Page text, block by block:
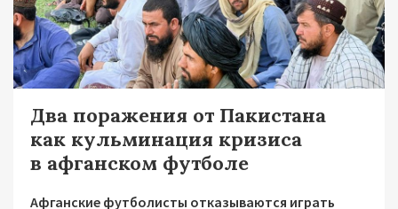
Два поражения от Пакистана
как кульминация кризиса
в афганском футболе
Афганские футболисты отказываются играть